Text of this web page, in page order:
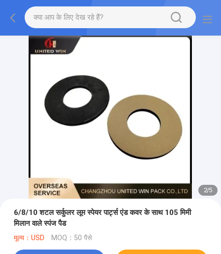
2/5
6/8/10 शटल सर्कुलर लूम स्पेयर पार्ट्स एंड कवर के साथ 105 मिमी
मिलान वाले स्पंज पैड
मूल्य：USD MOQ：50 पैसे